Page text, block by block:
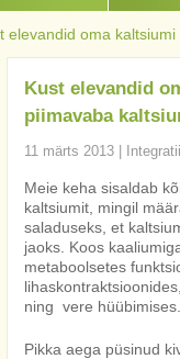
elevandid oma
Kust elevandid
piimavaba
11 märts 2013
Meie keha sisaldab
kaltsiumit, mingil
saladuseks, et
jaoks. Koos
metaboolsetes
ning vere hüübimises.
Pikka aega püsinud